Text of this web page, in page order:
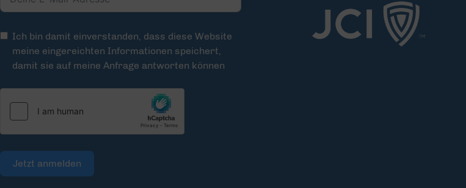
Ich bin damit einverstanden, dass diese Website
meine eingereichten Informationen speichert,
damit sie auf meine Anfrage antworten können
Jetzt anmelden